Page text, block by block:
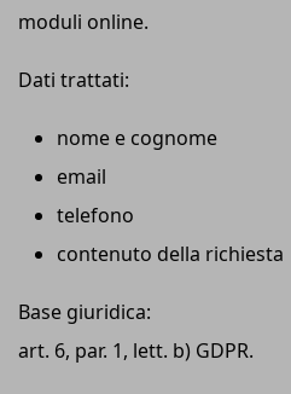
moduli online.
Dati trattati:
nome e cognome
email
telefono
contenuto della richiesta
Base giuridica:
art. 6, par. 1, lett. b) GDPR.